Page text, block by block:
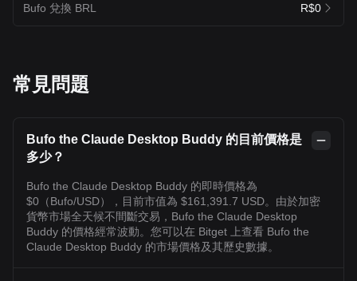
Bufo 兌換 BRL R$0
常見問題
Bufo the Claude Desktop Buddy 的目前價格是
多少？
Bufo the Claude Desktop Buddy 的即時價格為
$0（Bufo/USD），目前市值為 $161,391.7 USD。由於加密
貨幣市場全天候不間斷交易，Bufo the Claude Desktop
Buddy 的價格經常波動。您可以在 Bitget 上查看 Bufo the
Claude Desktop Buddy 的市場價格及其歷史數據。